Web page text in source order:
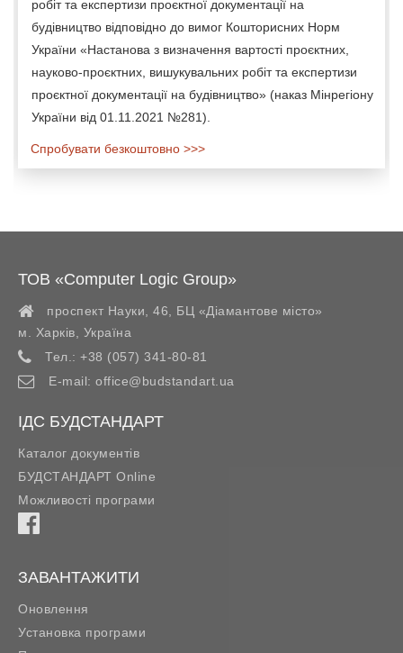
робіт та експертизи проєктної документації на
будівництво відповідно до вимог Кошторисних Норм
України «Настанова з визначення вартості проєктних,
науково-проєктних, вишукувальних робіт та експертизи
проєктної документації на будівництво» (наказ Мінрегіону
України від 01.11.2021 №281).
Спробувати безкоштовно >>>
ТОВ «Computer Logic Group»
проспект Науки, 46, БЦ «Діамантове місто»
м. Харків
Україна
Тел.: +38 (057) 341-80-81
E-mail: office@budstandart.ua
ІДС БУДСТАНДАРТ
Каталог документів
БУДСТАНДАРТ Online
Можливості програми
ЗАВАНТАЖИТИ
Оновлення
Установка програми